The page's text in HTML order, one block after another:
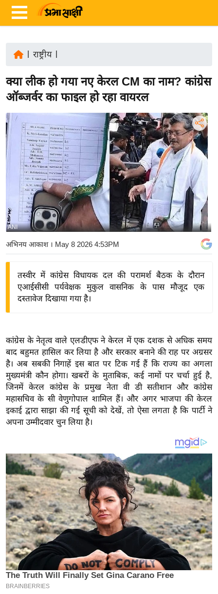
ज़ा
ख
र
ष्ट्री
य
बि
ज़
ज
ग
त
वि
शे
ष
ज्ञ
रा
ब
ज
ट
खे
ल
क्रि
के
ट
I
P
L
राष्ट्रीय|
क्या लीक हो गया नए केरल CM का नाम? कांग्रेस
ऑब्जर्वर का फाइल हो रहा वायरल
ANI
अभिनय आकाश। May 8 2026 4:53PM
तस्वीर में कांग्रेस विधायक दल की परामर्श बैठक के दौरान
एआईसीसी पर्यवेक्षक मुकुल वासनिक के पास मौजूद एक
दस्तावेज दिखाया गया है।
कांग्रेस के नेतृत्व वाले एलडीएफ ने केरल में एक दशक से अधिक समय
बाद बहुमत हासिल कर लिया है और सरकार बनाने की राह पर अग्रसर
है। अब सबकी निगाहें इस बात पर टिक गई हैं कि राज्य का अगला
मुख्यमंत्री कौन होगा। खबरों के मुताबिक, कई नामों पर चर्चा हुई है,
जिनमें केरल कांग्रेस के प्रमुख नेता वी डी सतीशान और कांग्रेस
महासचिव के सी वेणुगोपाल शामिल हैं। और अगर भाजपा की केरल
इकाई द्वारा साझा की गई सूची को देखें, तो ऐसा लगता है कि पार्टी ने
अपना उम्मीदवार चुन लिया है।